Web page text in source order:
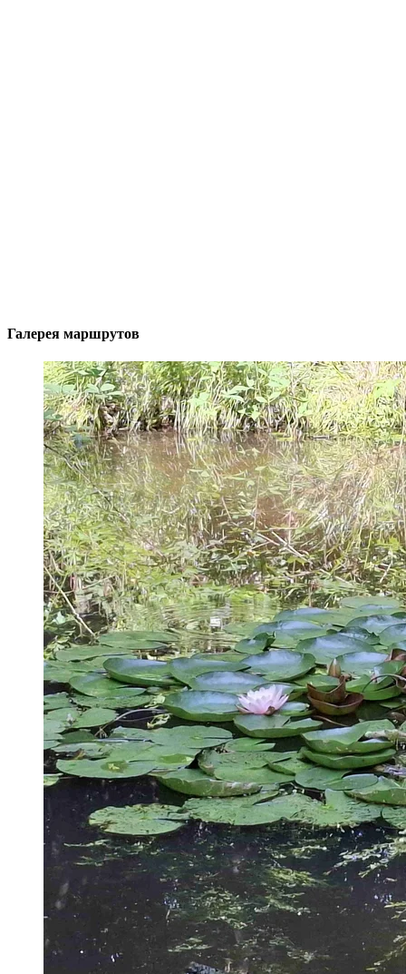
Галерея маршрутов